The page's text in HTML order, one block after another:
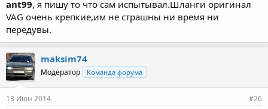
ant99, я пишу то что сам испытывал.Шланги оригинал
VAG очень крепкие,им не страшны ни время ни
передувы.
maksim74
Модератор Команда форума
13 Июн 2014 #26